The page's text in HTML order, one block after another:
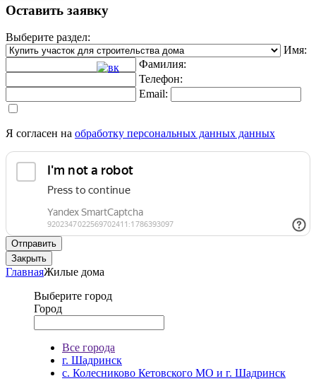
Оставить заявку
Выберите раздел:
Имя:
Фамилия:
Телефон:
Email:
Я согласен на обработку персональных данных данных
Отправить
Закрыть
ГлавнаяЖилые дома
Выберите город
Город
Все города
г. Шадринск
с. Колесниково Кетовского МО и г. Шадринск